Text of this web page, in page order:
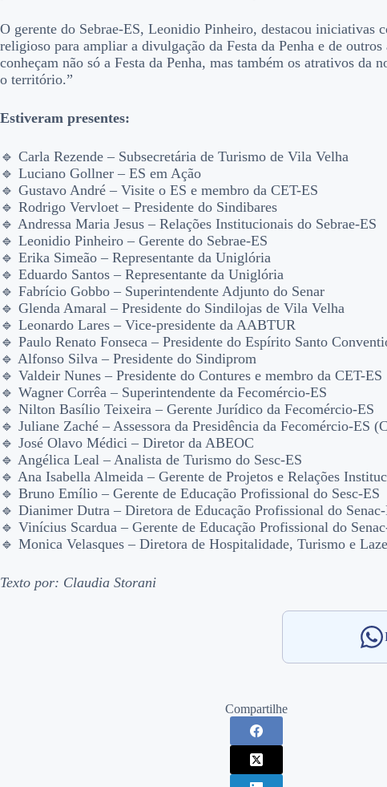
O gerente do Sebrae-ES, Leonidio Pinheiro, destacou iniciativas
religioso para ampliar a divulgação da Festa da Penha e de
conheçam não só a Festa da Penha, mas também os atrativos
o território.”
Estiveram presentes:
🔹 Carla Rezende – Subsecretária de Turismo de Vila Velha
🔹 Luciano Gollner – ES em Ação
🔹 Gustavo André – Visite o ES e membro da CET-ES
🔹 Rodrigo Vervloet – Presidente do Sindibares
🔹 Andressa Maria Jesus – Relações Institucionais do Sebrae-ES
🔹 Leonidio Pinheiro – Gerente do Sebrae-ES
🔹 Erika Simeão – Representante da Uniglória
🔹 Eduardo Santos – Representante da Uniglória
🔹 Fabrício Gobbo – Superintendente Adjunto do Senar
🔹 Glenda Amaral – Presidente do Sindilojas de Vila Velha
🔹 Leonardo Lares – Vice-presidente da AABTUR
🔹 Paulo Renato Fonseca – Presidente do Espírito Santo
🔹 Alfonso Silva – Presidente do Sindiprom
🔹 Valdeir Nunes – Presidente do Contures e membro da CET-ES
🔹 Wagner Corrêa – Superintendente da Fecomércio-ES
🔹 Nilton Basílio Teixeira – Gerente Jurídico da Fecomércio-ES
🔹 Juliane Zaché – Assessora da Presidência da Fecomércio-ES
🔹 José Olavo Médici – Diretor da ABEOC
🔹 Angélica Leal – Analista de Turismo do Sesc-ES
🔹 Ana Isabella Almeida – Gerente de Projetos e Relações
🔹 Bruno Emílio – Gerente de Educação Profissional do Sesc-ES
🔹 Dianimer Dutra – Diretora de Educação Profissional do Senac-
🔹 Vinícius Scardua – Gerente de Educação Profissional do
🔹 Monica Velasques – Diretora de Hospitalidade, Turismo e
Texto por: Claudia Storani
Compartilhe